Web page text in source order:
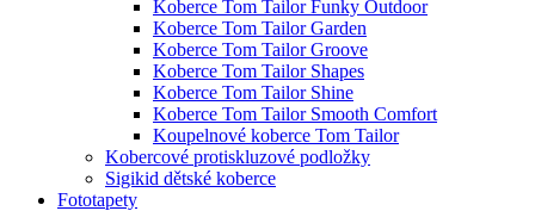
Koberce Tom Tailor Funky Outdoor
Koberce Tom Tailor Garden
Koberce Tom Tailor Groove
Koberce Tom Tailor Shapes
Koberce Tom Tailor Shine
Koberce Tom Tailor Smooth Comfort
Koupelnové koberce Tom Tailor
Kobercové protiskluzové podložky
Sigikid dětské koberce
Fototapety